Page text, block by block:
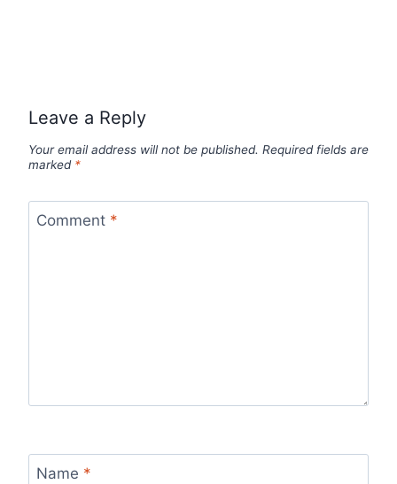
Leave a Reply
Your email address will not be published. Required fields are
marked *
Comment *
Name *